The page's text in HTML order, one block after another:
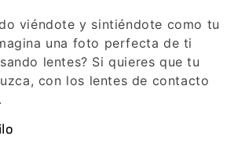
viéndote y sintiéndote como tu
una foto perfecta de ti
lentes? Si quieres que tu
con los lentes de contacto